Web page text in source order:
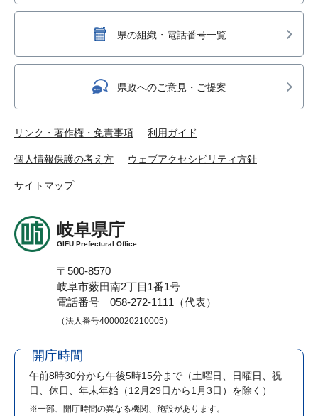
県の組織・電話番号一覧
県政へのご意見・ご提案
リンク・著作権・免責事項 利用ガイド
個人情報保護の考え方 ウェブアクセシビリティ方針
サイトマップ
岐阜県庁
GIFU Prefectural Office
〒500-8570
岐阜市薮田南2丁目1番1号
電話番号 058-272-1111（代表）
（法人番号4000020210005）
開庁時間
午前8時30分から午後5時15分まで （土曜日、日曜日、祝
日、休日、年末年始（12月29日から1月3日）を除く）
※一部、開庁時間の異なる機関、施設があります。